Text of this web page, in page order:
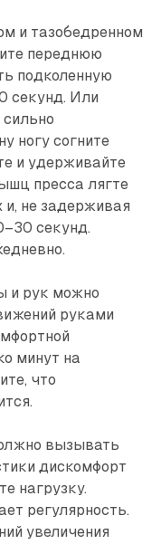
и тазобедренном
переднюю
подколенную
секунд. Или
ногу согните
и удерживайте
пресса лягте
и, не задерживая
секунд.
и рук можно
руками
минут на
что
вызывать
дискомфорт
нагрузку.
регулярность.
увеличения